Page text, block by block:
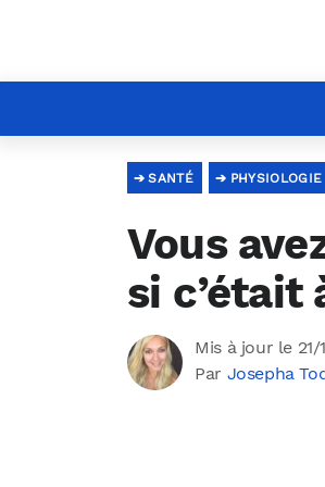
PHYSIOLOGIE
SANTÉ
Vous
si c’était
Mis à jour le
Par Josepha